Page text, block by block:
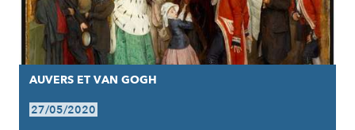
AUVERS ET VAN GOGH
27/05/2020